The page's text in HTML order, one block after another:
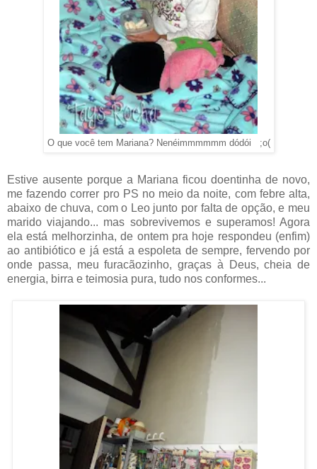
O que você tem Mariana? Nenéimmmmmm dódói ;o(
Estive ausente porque a Mariana ficou doentinha de novo,
me fazendo correr pro PS no meio da noite, com febre alta,
abaixo de chuva, com o Leo junto por falta de opção, e meu
marido viajando... mas sobrevivemos e superamos! Agora
ela está melhorzinha, de ontem pra hoje respondeu (enfim)
ao antibiótico e já está a espoleta de sempre, fervendo por
onde passa, meu furacãozinho, graças à Deus, cheia de
energia, birra e teimosia pura, tudo nos conformes...